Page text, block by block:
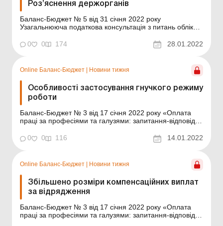
Роз’яснення держорганів
Баланс-Бюджет № 5 від 31 січня 2022 року
Узагальнююча податкова консультація з питань обліку
12.01.2022 № 7 затверджено Узагальнюючу податкову
консультацію щодо окремих питань обліку платників
0 0 174 28.01.2022
Online Баланс-Бюджет Новини тижня
Особливості застосування гнучкого режиму
роботи
Баланс-Бюджет № 3 від 17 січня 2022 року «Оплата
праці за професіями та галузями: запитання-відповіді
установлено, що за письмовим погодженням між
працівником і власником підприємства, установи,
0 0 116 14.01.2022
Online Баланс-Бюджет | Новини тижня
Збільшено розміри компенсаційних виплат
за відрядження
Баланс-Бюджет № 3 від 17 січня 2022 року «Оплата
праці за професіями та галузями: запитання-відповіді